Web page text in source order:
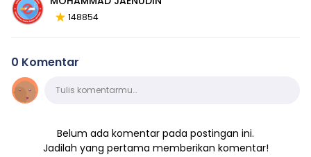
148854
0 Komentar
KomentarTulis komentarmu…
Belum ada komentar pada postingan ini.
Jadilah yang pertama memberikan komentar!